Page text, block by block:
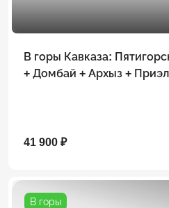
В горы Кавказа:
+ Домбай + Архыз +
41 900 ₽
В горы